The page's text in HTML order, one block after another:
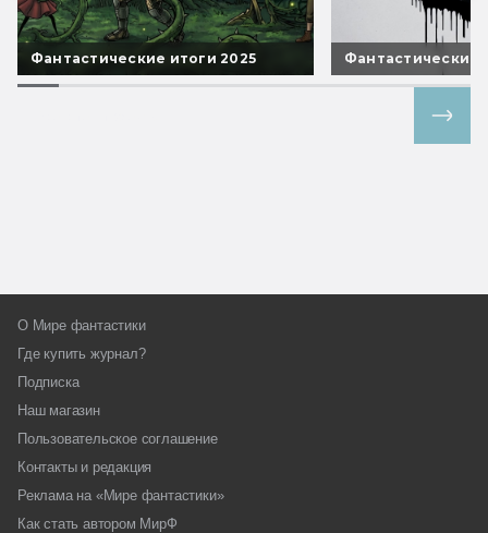
Фантастические итоги 2025 Фантастические
О Мире фантастики
Где купить журнал?
Подписка
Наш магазин
Пользовательское соглашение
Контакты и редакция
Реклама на «Мире фантастики»
Как стать автором МирФ